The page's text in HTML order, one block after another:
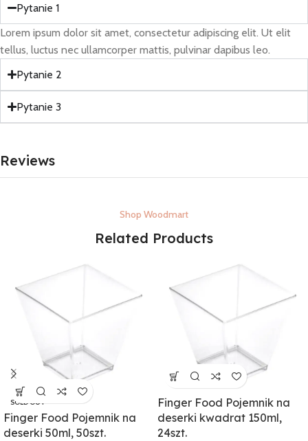
Pytanie 1
Lorem ipsum dolor sit amet, consectetur adipiscing elit. Ut elit
tellus, luctus nec ullamcorper mattis, pulvinar dapibus leo.
Pytanie 2
Pytanie 3
Reviews
Shop Woodmart
Related Products
SOLD OUT
Finger Food Pojemnik na
deserki 50ml, 50szt.
Finger Food Pojemnik na
deserki kwadrat 150ml,
24szt.